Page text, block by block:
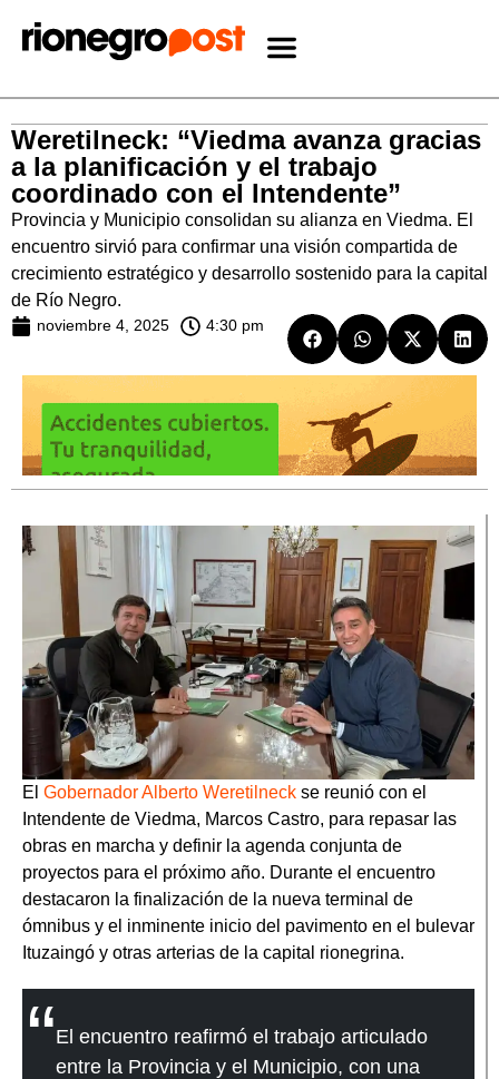
Weretilneck: “Viedma avanza gracias
a la planificación y el trabajo
coordinado con el Intendente”
Provincia y Municipio consolidan su alianza en Viedma. El
encuentro sirvió para confirmar una visión compartida de
crecimiento estratégico y desarrollo sostenido para la capital
de Río Negro.
noviembre 4, 2025 4:30 pm
El Gobernador Alberto Weretilneck se reunió con el
Intendente de Viedma, Marcos Castro, para repasar las
obras en marcha y definir la agenda conjunta de
proyectos para el próximo año. Durante el encuentro
destacaron la finalización de la nueva terminal de
ómnibus y el inminente inicio del pavimento en el bulevar
Ituzaingó y otras arterias de la capital rionegrina.
El encuentro reafirmó el trabajo articulado
entre la Provincia y el Municipio, con una